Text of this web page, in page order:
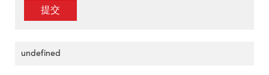
提交
undefined